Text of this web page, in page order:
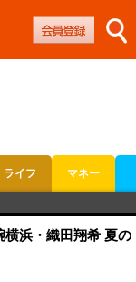
ライフ マネー
横浜・織田翔希 夏の